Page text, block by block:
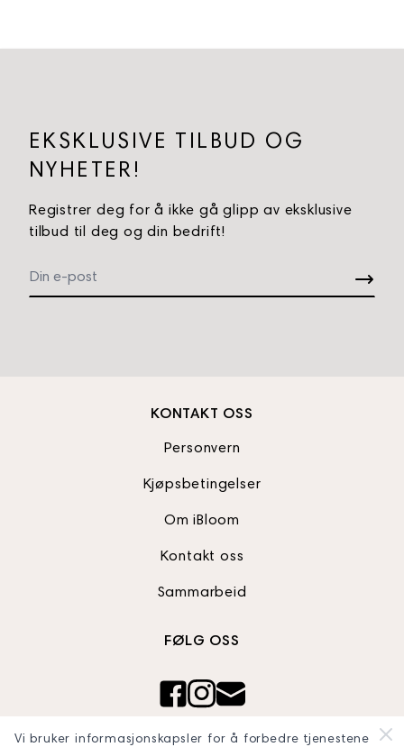
Vi bruker informasjonskapsler for å forbedre tjenestene
KONTAKT OSS
Personvern
Kjøpsbetingelser
Om iBloom
Kontakt oss
Sammarbeid
FØLG OSS
Ibloom AS
EKSKLUSIVE TILBUD OG
NYHETER!
Registrer deg for å ikke gå glipp av eksklusive
tilbud til deg og din bedrift!